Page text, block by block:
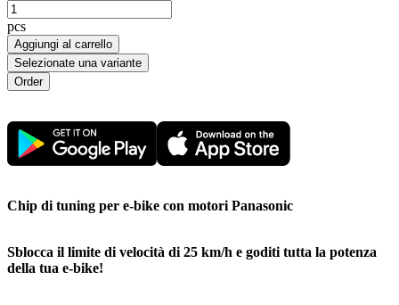
pcs
Aggiungi al carrello
Selezionate una variante
Chip di tuning per e-bike con motori Panasonic
Sblocca il limite di velocità di 25 km/h e goditi tutta la potenza
della tua e-bike!